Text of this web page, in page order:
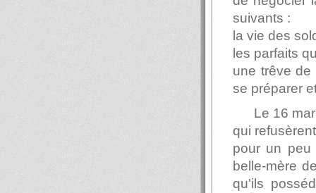
suivants :
la vie des
les parfaits
une trêve
se préparer
Le 16
qui
pour un
belle-mère
qu'ils